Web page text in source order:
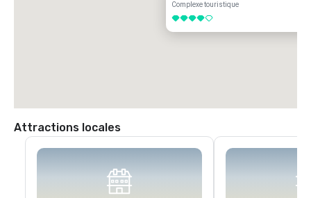
Complexe touristique
4 sur 5
Attractions locales